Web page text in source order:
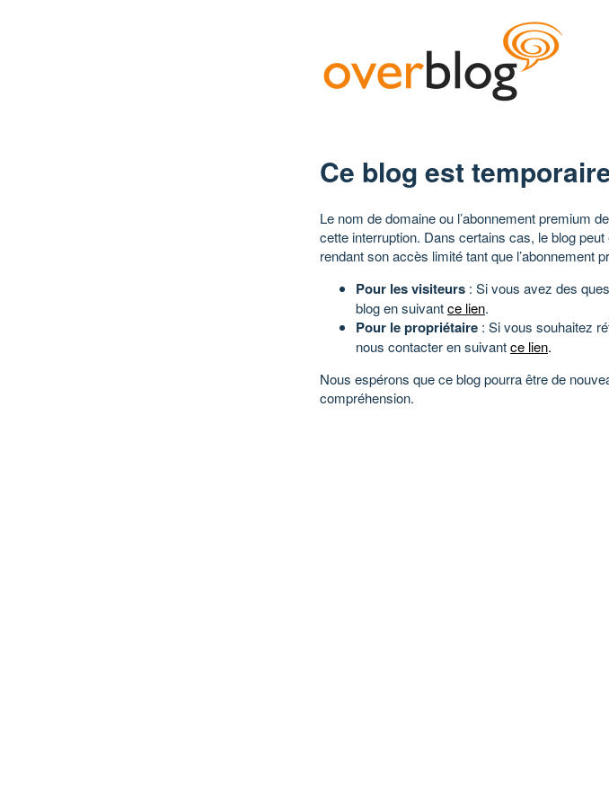
Ce blog est
Le nom de domaine ou l’abonnement premium
cette interruption. Dans certains cas, le blog
rendant son accès limité tant que l’abonnement
Pour les visiteurs : Si vous avez des
blog en suivantce lien.
Pour le propriétaire : Si vous souhaitez
nous contacter en suivantce lien.
Nous espérons que ce blog pourra être de
compréhension.